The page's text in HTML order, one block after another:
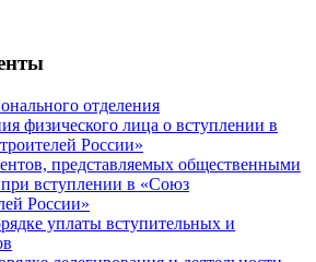
отделения
физического лица о вступлении в
России»
представляемых общественными
вступлении в «Союз
России»
уплаты вступительных и